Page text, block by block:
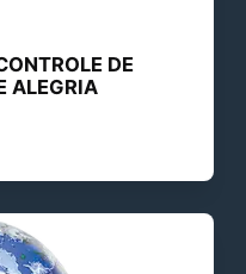
DE
ALEGRIA